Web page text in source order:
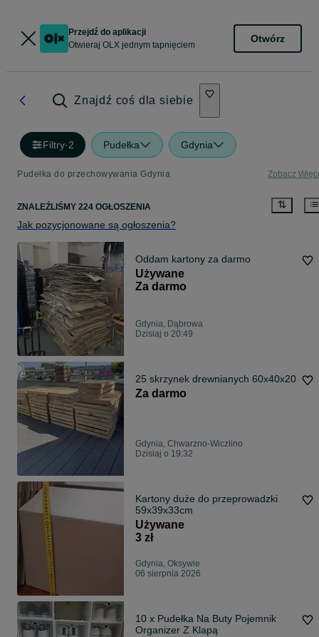
Przejdź do aplikacji
Otwieraj OLX jednym tapnięciem
Otwórz
Znajdź coś dla siebie
Filtry·2 Pudełka Gdynia
Pudełka do przechowywania Gdynia Zobacz
ZNALEŹLIŚMY 224 OGŁOSZENIA
Jak pozycjonowane są ogłoszenia?
Oddam kartony za darmo
Używane
Za darmo
Gdynia, Dąbrowa
Dzisiaj o 20:49
25 skrzynek drewnianych 60x40x20
Za darmo
Gdynia, Chwarzno-Wiczlino
Dzisiaj o 19:32
Kartony duże do przeprowadzki
59x39x33cm
Używane
3 zł
Gdynia, Oksywie
06 sierpnia 2026
10 x Pudełka Na Buty Pojemnik
Organizer Z Klapą